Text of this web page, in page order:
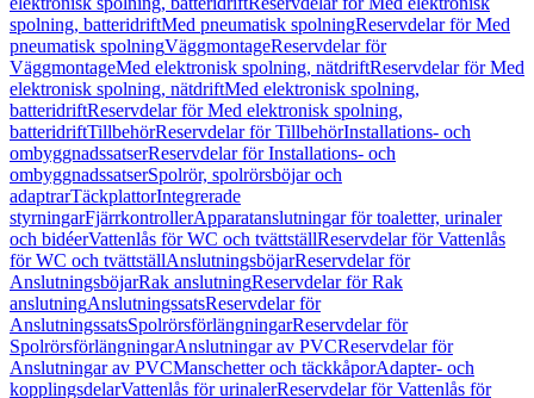
spolning, batteridriftMed pneumatisk spolningReservdelar för Med
pneumatisk spolningVäggmontageReservdelar för
VäggmontageMed elektronisk spolning, nätdriftReservdelar för Med
elektronisk spolning, nätdriftMed elektronisk spolning,
batteridriftReservdelar för Med elektronisk spolning,
batteridriftTillbehörReservdelar för TillbehörInstallations- och
ombyggnadssatserReservdelar för Installations- och
ombyggnadssatserSpolrör, spolrörsböjar och
adaptrarTäckplattorIntegrerade
styrningarFjärrkontrollerApparatanslutningar för toaletter, urinaler
och bidéerVattenlås för WC och tvättställReservdelar för Vattenlås
för WC och tvättställAnslutningsböjarReservdelar för
AnslutningsböjarRak anslutningReservdelar för Rak
anslutningAnslutningssatsReservdelar för
AnslutningssatsSpolrörsförlängningarReservdelar för
SpolrörsförlängningarAnslutningar av PVCReservdelar för
Anslutningar av PVCManschetter och täckkåporAdapter- och
kopplingsdelarVattenlås för urinalerReservdelar för Vattenlås för